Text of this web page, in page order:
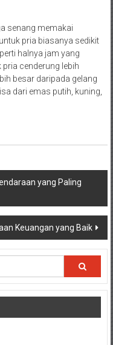
senang memakai
pria biasanya sedikit
halnya jam yang
cenderung lebih
besar daripada gelang
dari emas putih, kuning,
yang Paling
Keuangan yang Baik